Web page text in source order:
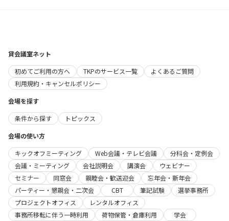
貸会議室ネット
初めてご利用の方へ
TKPのサービス一覧
よくあるご質問
利用規約・キャンセルポリシー
会場を探す
条件から探す
トピックス
会場の使い方
キックオフミーティング
Web会議・テレビ会議
分科会・定例会
会議・ミーティング
会社説明会 講演会
ウェビナー
セミナー
同窓会 親睦会・歓送迎会
忘年会・新年会
パーティー・懇親会・二次会
CBT 筆記試験
選挙事務所
プロジェクトオフィス
レンタルオフィス
事務所移転に伴う一時利用
荷物保管・倉庫利用
学会